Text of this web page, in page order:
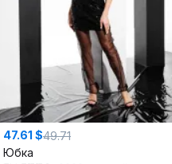
47.61 $49.71
Юбка